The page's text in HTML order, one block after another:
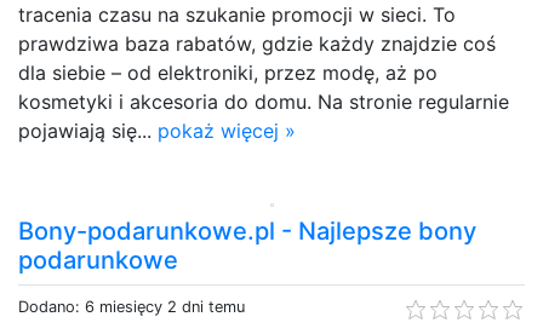
tracenia czasu na szukanie promocji w sieci. To
prawdziwa baza rabatów, gdzie każdy znajdzie coś
dla siebie – od elektroniki, przez modę, aż po
kosmetyki i akcesoria do domu. Na stronie regularnie
pojawiają się... pokaż więcej »
Bony-podarunkowe.pl - Najlepsze bony
podarunkowe
Dodano: 6 miesięcy 2 dni temu